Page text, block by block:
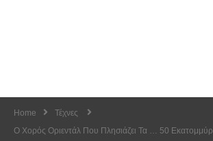
Home
Τέχνες
O Χορός Οριεντάλ Που Πλησιάζει Τα … 50